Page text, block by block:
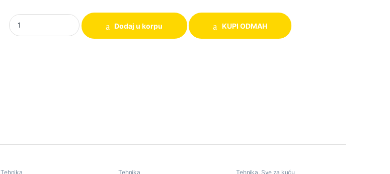
Muški sat Naviforce NF9179 quantity
Dodaj u korpu
KUPI ODMAH
Tehnika Tehnika Tehnika, Sve za kuću